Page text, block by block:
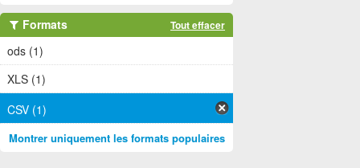
Formats Tout effacer
ods (1)
XLS (1)
CSV (1)
Montrer uniquement les formats populaires